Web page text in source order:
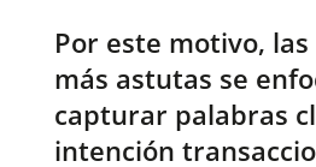
Por este motivo,
más astutas se
capturar palabras
intención